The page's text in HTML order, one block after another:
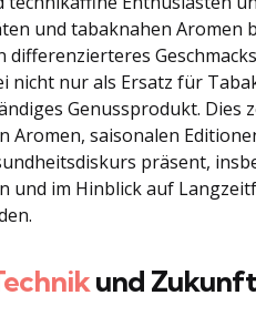
und tabaknahen Aromen
nicht nur als Ersatz für
Genussprodukt. Dies
Aromen, saisonalen
präsent,
und im Hinblick auf
und